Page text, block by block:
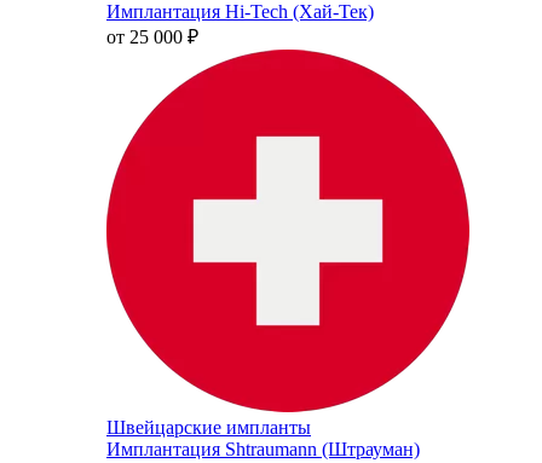
Имплантация Hi-Tech (Хай-Тек)
от 25 000 ₽
Швейцарские импланты
Имплантация Shtraumann (Штрауман)